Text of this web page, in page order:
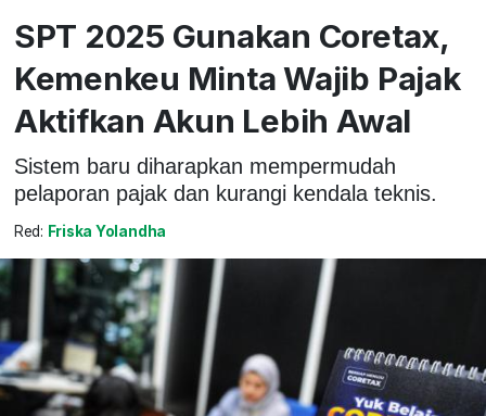
SPT 2025 Gunakan Coretax,
Kemenkeu Minta Wajib Pajak
Aktifkan Akun Lebih Awal
Sistem baru diharapkan mempermudah
pelaporan pajak dan kurangi kendala teknis.
Red: Friska Yolandha